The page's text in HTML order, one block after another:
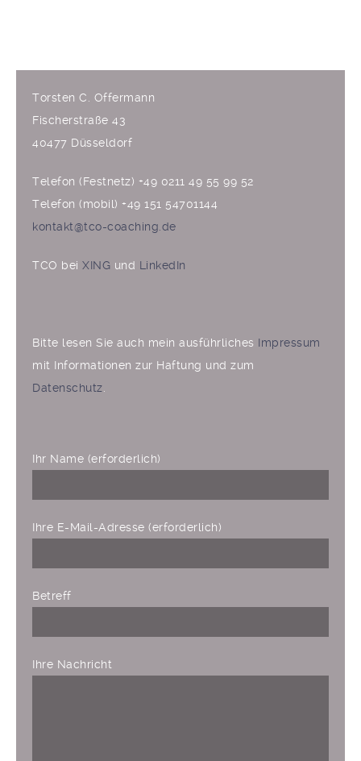
Torsten C. Offermann
Fischerstraße 43
40477 Düsseldorf
Telefon (Festnetz) +49 0211 49 55 99 52
Telefon (mobil) +49 151 54701144
kontakt@tco-coaching.de
TCO bei XING und LinkedIn
Bitte lesen Sie auch mein ausführliches Impressum
mit Informationen zur Haftung und zum
Datenschutz
Ihr Name (erforderlich)
Ihre E-Mail-Adresse (erforderlich)
Bitte lasse dieses Feld leer.
Betreff
Ihre Nachricht